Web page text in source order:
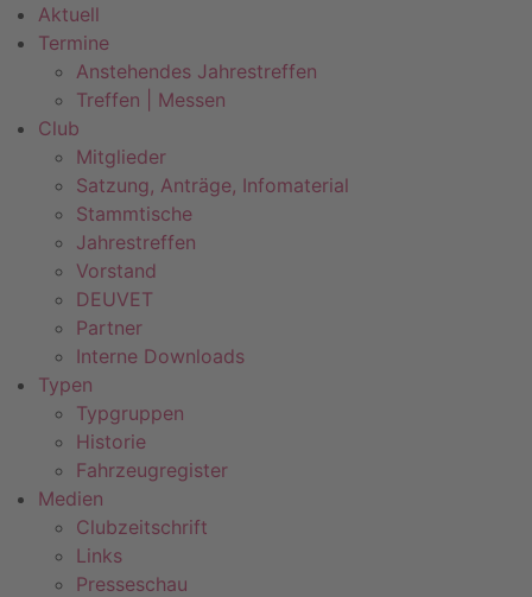
Aktuell
Termine
Anstehendes Jahrestreffen
Treffen | Messen
Club
Mitglieder
Satzung, Anträge, Infomaterial
Stammtische
Jahrestreffen
Vorstand
DEUVET
Partner
Interne Downloads
Typen
Typgruppen
Historie
Fahrzeugregister
Medien
Clubzeitschrift
Links
Presseschau